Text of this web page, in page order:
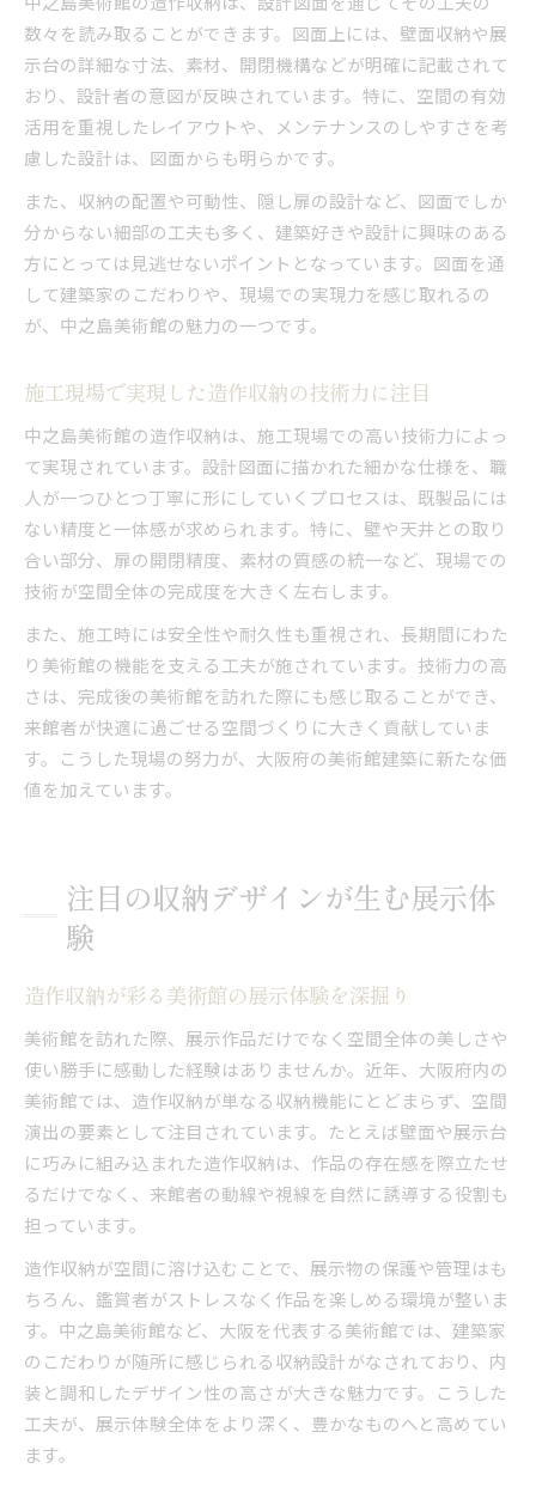
数々を読み取ることができます。図面上には、壁面収納や展
示台の詳細な寸法、素材、開閉機構などが明確に記載されて
おり、設計者の意図が反映されています。特に、空間の有効
活用を重視したレイアウトや、メンテナンスのしやすさを考
慮した設計は、図面からも明らかです。
また、収納の配置や可動性、隠し扉の設計など、図面でしか
分からない細部の工夫も多く、建築好きや設計に興味のある
方にとっては見逃せないポイントとなっています。図面を通
して建築家のこだわりや、現場での実現力を感じ取れるの
が、中之島美術館の魅力の一つです。
施工現場で実現した造作収納の技術力に注目
中之島美術館の造作収納は、施工現場での高い技術力によっ
て実現されています。設計図面に描かれた細かな仕様を、職
人が一つひとつ丁寧に形にしていくプロセスは、既製品には
ない精度と一体感が求められます。特に、壁や天井との取り
合い部分、扉の開閉精度、素材の質感の統一など、現場での
技術が空間全体の完成度を大きく左右します。
また、施工時には安全性や耐久性も重視され、長期間にわた
り美術館の機能を支える工夫が施されています。技術力の高
さは、完成後の美術館を訪れた際にも感じ取ることができ、
来館者が快適に過ごせる空間づくりに大きく貢献していま
す。こうした現場の努力が、大阪府の美術館建築に新たな価
値を加えています。
注目の収納デザインが生む展示体
験
造作収納が彩る美術館の展示体験を深掘り
美術館を訪れた際、展示作品だけでなく空間全体の美しさや
使い勝手に感動した経験はありませんか。近年、大阪府内の
美術館では、造作収納が単なる収納機能にとどまらず、空間
演出の要素として注目されています。たとえば壁面や展示台
に巧みに組み込まれた造作収納は、作品の存在感を際立たせ
るだけでなく、来館者の動線や視線を自然に誘導する役割も
担っています。
造作収納が空間に溶け込むことで、展示物の保護や管理はも
ちろん、鑑賞者がストレスなく作品を楽しめる環境が整いま
す。中之島美術館など、大阪を代表する美術館では、建築家
のこだわりが随所に感じられる収納設計がなされており、内
装と調和したデザイン性の高さが大きな魅力です。こうした
工夫が、展示体験全体をより深く、豊かなものへと高めてい
ます。